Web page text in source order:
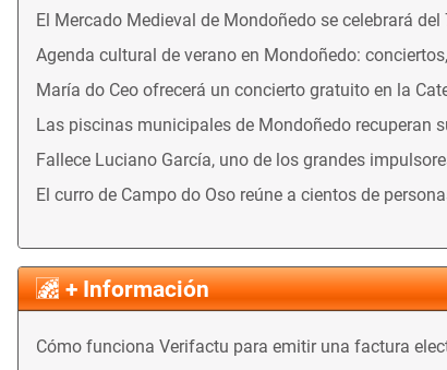
El Mercado Medieval de Mondoñedo se celebrará
Agenda cultural de verano en Mondoñedo:
María do Ceo ofrecerá un concierto gratuito en la
Las piscinas municipales de Mondoñedo recuperan
Fallece Luciano García, uno de los grandes
El curro de Campo do Oso reúne a cientos de
+ Información
Cómo funciona Verifactu para emitir una factura